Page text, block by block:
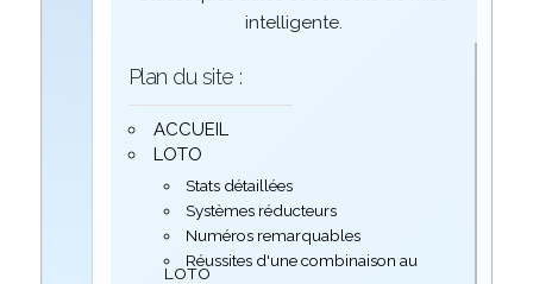
intelligente.
Plan du site :
ACCUEIL
LOTO
Stats détaillées
Systèmes réducteurs
Numéros remarquables
Réussites d'une combinaison au
LOTO